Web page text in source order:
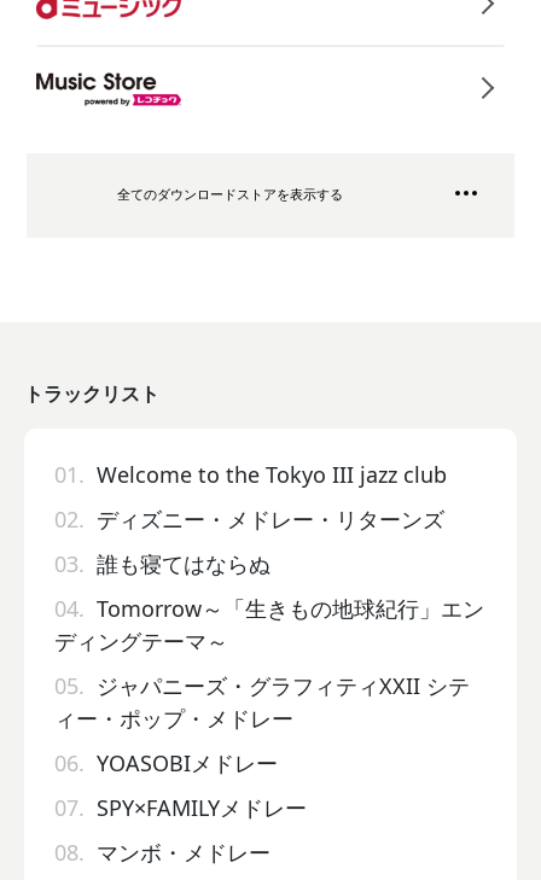
全てのダウンロードストアを表示する
トラックリスト
01. Welcome to the Tokyo III jazz club
02. ディズニー・メドレー・リターンズ
03. 誰も寝てはならぬ
04. Tomorrow～「生きもの地球紀行」エン
ディングテーマ～
05. ジャパニーズ・グラフィティXXII シテ
ィー・ポップ・メドレー
06. YOASOBIメドレー
07. SPY×FAMILYメドレー
08. マンボ・メドレー